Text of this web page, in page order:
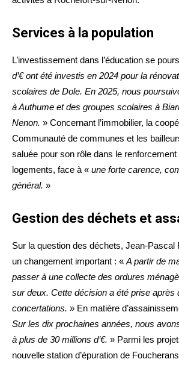
Services à la population
L’investissement dans l’éducation se
d’€ ont été investis en 2024 pour la
scolaires de Dole. En 2025, nous
à Authume et des groupes scolaires à
Nenon. » Concernant l’immobilier, la
Communauté de communes et les
saluée pour son rôle dans le renforcement
logements, face à « une forte carence,
général. »
Gestion des déchets et
Sur la question des déchets, Jean-Pascal
un changement important : « A partir de
passer à une collecte des ordures
sur deux. Cette décision a été prise après
concertations. » En matière
Sur les dix prochaines années, nous
à plus de 30 millions d’€. » Parmi les
nouvelle station d’épuration de